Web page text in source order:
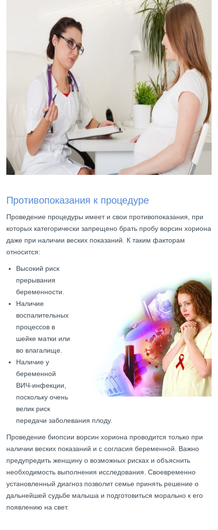
Противопоказания к процедуре
Проведение процедуры имеет и свои противопоказания, при
которых категорически запрещено брать пробу ворсин хориона
даже при наличии веских показаний. К таким факторам
относится:
Высокий риск
прерывания
беременности.
Наличие
воспалительных
процессов в
шейке матки или
во влагалище.
Наличие у
беременной
ВИЧ-инфекции,
поскольку очень
велик риск
передачи заболевания плоду.
Проведение биопсии ворсин хориона проводится только при
наличии веских показаний и с согласия беременной. Важно
предупредить женщину о возможных рисках и объяснить
необходимость выполнения исследования. Своевременно
установленный диагноз позволит семье принять решение о
дальнейшей судьбе малыша и подготовиться морально к его
появлению на свет.